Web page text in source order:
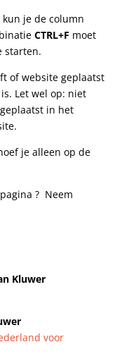
je de column
CTRL+F moet
starten.
of website geplaatst
Let wel op: niet
in het
je alleen op de
? Neem
Kluwer
voor